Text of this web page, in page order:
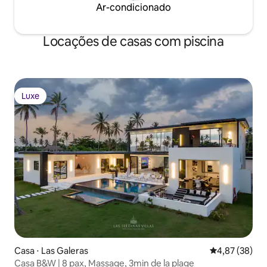
Ar-condicionado
Locações de casas com piscina
Luxe
Luxe
Casa ⋅ Las Galeras 4,87 de uma
4,87 (38)
Casa B&W | 8 pax, Massage, 3min de la plage